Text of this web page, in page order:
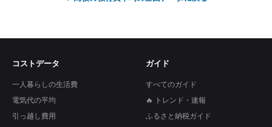
コストデータ
一人暮らしの生活費
電気代の平均
引っ越し費用
ガイド
すべてのガイド
🔥 トレンド・速報
ふるさと納税ガイド